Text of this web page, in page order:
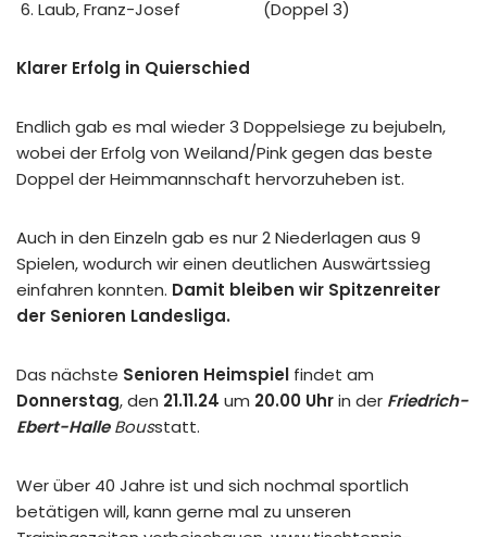
Laub, Franz-Josef (Doppel 3)
Klarer Erfolg in Quierschied
Endlich gab es mal wieder 3 Doppelsiege zu bejubeln,
wobei der Erfolg von Weiland/Pink gegen das beste
Doppel der Heimmannschaft hervorzuheben ist.
Auch in den Einzeln gab es nur 2 Niederlagen aus 9
Spielen, wodurch wir einen deutlichen Auswärtssieg
einfahren konnten. Damit bleiben wir Spitzenreiter
der Senioren Landesliga.
Das nächste Senioren Heimspiel findet am
Donnerstag, den 21.11.24 um 20.00 Uhrin der Friedrich-
Ebert-HalleBousstatt.
Wer über 40 Jahre ist und sich nochmal sportlich
betätigen will, kann gerne mal zu unseren